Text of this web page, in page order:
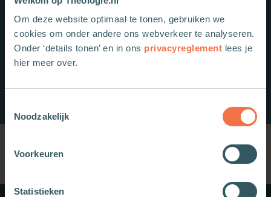
Om deze website optimaal te tonen, gebruiken we
cookies om onder andere ons webverkeer te analyseren.
Onder ‘details tonen’ en in ons privacyreglement lees je
hier meer over.
Noodzakelijk
Voorkeuren
Statistieken